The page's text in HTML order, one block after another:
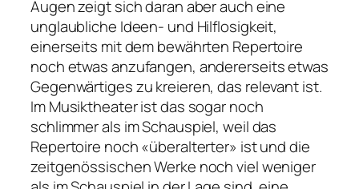
Augen zeigt sich daran aber auch eine
unglaubliche Ideen- und Hilflosigkeit,
einerseits mit dem bewährten Repertoire
noch etwas anzufangen, andererseits etwas
Gegenwärtiges zu kreieren, das relevant ist.
Im Musiktheater ist das sogar noch
schlimmer als im Schauspiel, weil das
Repertoire noch «überalterter» ist und die
zeitgenössischen Werke noch viel weniger